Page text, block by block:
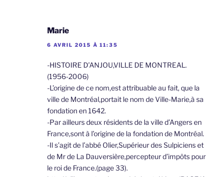
Marie
6 AVRIL 2015 À 11:35
-HISTOIRE D’ANJOU,VILLE DE MONTREAL.
(1956-2006)
-L’origine de ce nom,est attribuable au fait, que la
ville de Montréal,portait le nom de Ville-Marie,à sa
fondation en 1642.
-Par ailleurs deux résidents de la ville d’Angers en
France,sont à l’origine de la fondation de Montréal.
-Il s’agit de l’abbé Olier,Supérieur des Sulpiciens et
de Mr de La Dauversière,percepteur d’impôts pour
le roi de France.(page 33).